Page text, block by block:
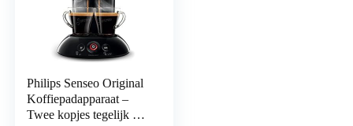
Philips Senseo Original
Koffiepadapparaat –
Twee kopjes tegelijk –